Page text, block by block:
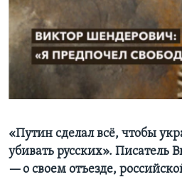
Learning English
СОЦИАЛЬНЫЕ СЕТИ
Языки
«Путин сделал всё, чтобы
убивать русских». Писатель
— о своем отъезде,